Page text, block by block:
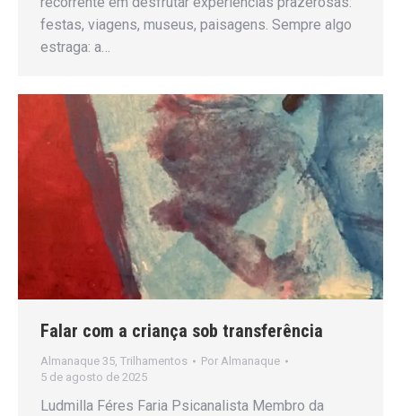
festas, viagens, museus, paisagens. Sempre algo
estraga: a…
Falar com a criança sob transferência
Almanaque 35, Trilhamentos Por Almanaque
5 de agosto de 2025
Ludmilla Féres Faria Psicanalista Membro da